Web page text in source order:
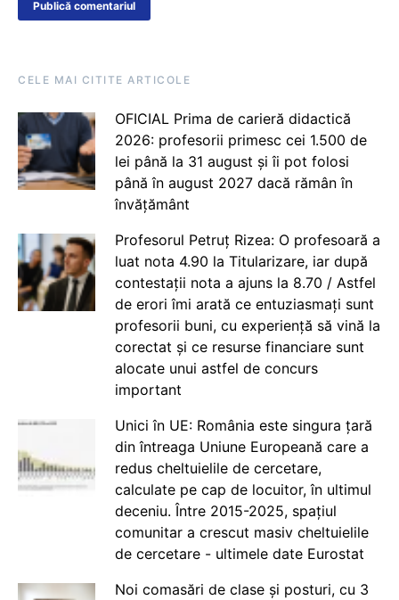
CELE MAI CITITE ARTICOLE
OFICIAL Prima de carieră didactică
2026: profesorii primesc cei 1.500 de
lei până la 31 august și îi pot folosi
până în august 2027 dacă rămân în
învățământ
Profesorul Petruț Rizea: O profesoară a
luat nota 4.90 la Titularizare, iar după
contestații nota a ajuns la 8.70 / Astfel
de erori îmi arată ce entuziasmați sunt
profesorii buni, cu experiență să vină la
corectat și ce resurse financiare sunt
alocate unui astfel de concurs
important
Unici în UE: România este singura țară
din întreaga Uniune Europeană care a
redus cheltuielile de cercetare,
calculate pe cap de locuitor, în ultimul
deceniu. Între 2015-2025, spațiul
comunitar a crescut masiv cheltuielile
de cercetare - ultimele date Eurostat
Noi comasări de clase și posturi, cu 3